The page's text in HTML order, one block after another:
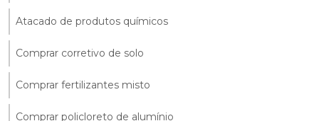
Atacado de produtos químicos
Comprar corretivo de solo
Comprar fertilizantes misto
Comprar policloreto de alumínio